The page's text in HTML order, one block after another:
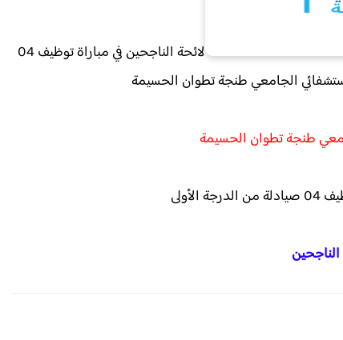
لائحة الناجحين في مباراة توظيف 04
الجامعي طنجة تطوان الحسيمة
طنجة تطوان الحسيمة